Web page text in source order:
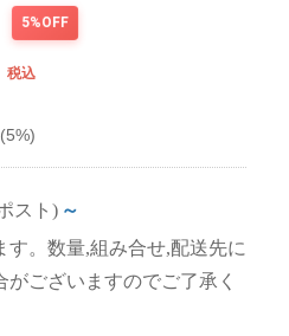
5%OFF
税込
(5%)
スト) ～
。数量,組み合せ,配送先に
ございますのでご了承く